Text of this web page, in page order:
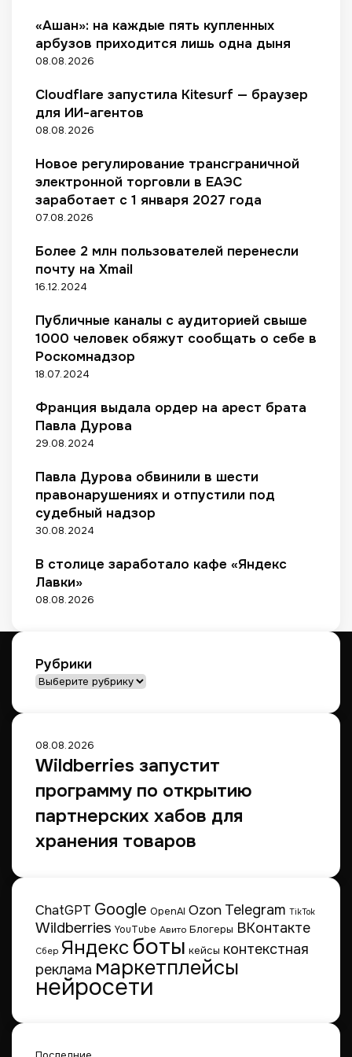
е
я
ц
в
д
о
т
и
г
1
,
9
т
л
н
е
й
д
н
у
р
о
н
я
а
ц
и
й
о
г
р
м
я
л
ь
н
с
т
и
а
н
к
о
м
т
п
л
е
с
о
в
г
а
з
н
в
и
р
и
ч
с
к
о
з
д
а
н
и
С
а
-
П
е
е
р
б
а
р
в
и
т
а
к
и
я
м
л
о
д
ж
и
F
a
t
e
n
«Ашан»: на каждые пять купленных
арбузов приходится лишь одна дыня
08.08.2026
Cloudflare запустила Kitesurf — браузер
для ИИ-агентов
08.08.2026
Новое регулирование трансграничной
электронной торговли в ЕАЭС
заработает с 1 января 2027 года
07.08.2026
Более 2 млн пользователей перенесли
почту на Xmail
16.12.2024
Публичные каналы с аудиторией свыше
1000 человек обяжут сообщать о себе в
Роскомнадзор
18.07.2024
Франция выдала ордер на арест брата
Павла Дурова
29.08.2024
Павла Дурова обвинили в шести
правонарушениях и отпустили под
судебный надзор
30.08.2024
В столице заработало кафе «Яндекс
Лавки»
08.08.2026
Рубрики
Рубрики
08.08.2026
Wildberries запустит
программу по открытию
партнерских хабов для
хранения товаров
ChatGPT Google OpenAI Ozon Telegram TikTok
Wildberries YouTube Авито Блогеры ВКонтакте
Сбер Яндексботы кейсы контекстная
реклама маркетплейсы
нейросети